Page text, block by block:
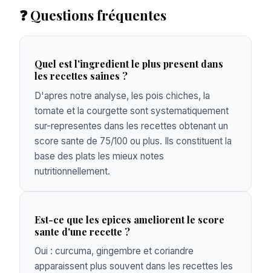
❓ Questions fréquentes
Quel est l'ingredient le plus present dans
les recettes saines ?
D'apres notre analyse, les pois chiches, la
tomate et la courgette sont systematiquement
sur-representes dans les recettes obtenant un
score sante de 75/100 ou plus. Ils constituent la
base des plats les mieux notes
nutritionnellement.
Est-ce que les epices ameliorent le score
sante d'une recette ?
Oui : curcuma, gingembre et coriandre
apparaissent plus souvent dans les recettes les